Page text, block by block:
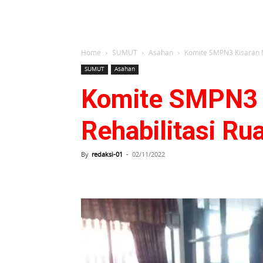
Home SUMUT Asahan Komite SMPN3 Kisaran
SUMUT Asahan
Komite
Rehabilitasi
By redaksi-01 - 02/11/2022